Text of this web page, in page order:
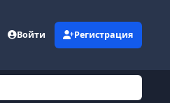
Войти Регистрация